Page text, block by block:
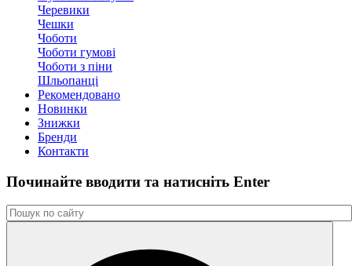
Черевики
Чешки
Чоботи
Чоботи гумові
Чоботи з піни
Шльопанці
Рекомендовано
Новинки
Знижки
Бренди
Контакти
Починайте вводити та натиснiть Enter